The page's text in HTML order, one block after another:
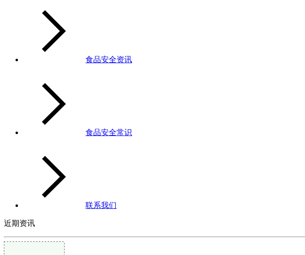
食品安全资讯
食品安全常识
联系我们
近期资讯